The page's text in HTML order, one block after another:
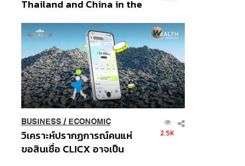
Thailand and China in the
Order
BUSINESS/ ECONOMIC
วิเคราะห์ปรากฏการณ์คนแห่
ขอสินเชื่อ CLICX อาจเป็น
2.5K